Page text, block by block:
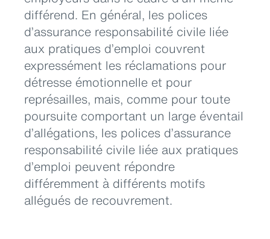
différend. En général, les polices
d’assurance responsabilité civile liée
aux pratiques d’emploi couvrent
expressément les réclamations pour
détresse émotionnelle et pour
représailles, mais, comme pour toute
poursuite comportant un large éventail
d’allégations, les polices d’assurance
responsabilité civile liée aux pratiques
d’emploi peuvent répondre
différemment à différents motifs
allégués de recouvrement.